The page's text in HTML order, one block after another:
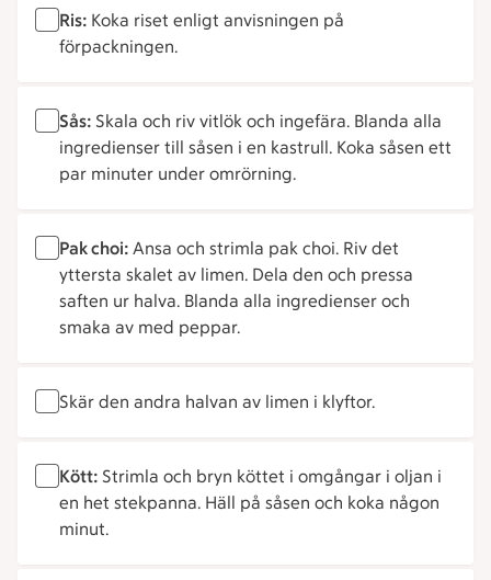
Ris: Koka riset enligt anvisningen på
förpackningen.
Sås: Skala och riv vitlök och ingefära. Blanda alla
ingredienser till såsen i en kastrull. Koka såsen ett
par minuter under omrörning.
Pak choi: Ansa och strimla pak choi. Riv det
yttersta skalet av limen. Dela den och pressa
saften ur halva. Blanda alla ingredienser och
smaka av med peppar.
Skär den andra halvan av limen i klyftor.
Kött: Strimla och bryn köttet i omgångar i oljan i
en het stekpanna. Häll på såsen och koka någon
minut.